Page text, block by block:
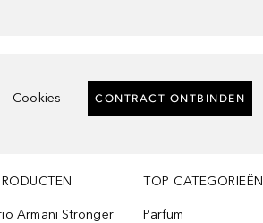
Cookies CONTRACT ONTBINDEN
Armani Stronger
TOP CATEGORIEËN
Parfum